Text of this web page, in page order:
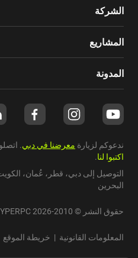
الشركة
المشاريع
المدونة
ندعوكم لزيارة معرضنا في دبي.
اكتبوا لنا.
التوصيل إلى دبي، قطر ، عُمان،
البحرين
حقوق النشر © 2010-2026 HYPERPC.
المعلومات القانونية | خريطة الموقع